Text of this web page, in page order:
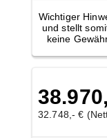
Wichtiger
und stellt
keine
32.748,- €